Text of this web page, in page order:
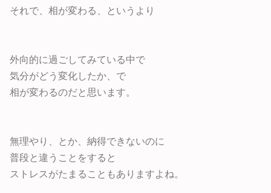
それで、相が変わる、というより
外向的に過ごしてみている中で
気分がどう変化したか、で
相が変わるのだと思います。
無理やり、とか、納得できないのに
普段と違うことをすると
ストレスがたまることもありますよね。